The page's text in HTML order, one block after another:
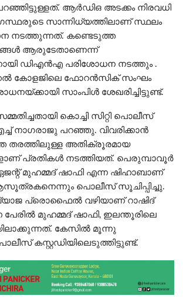
ആർഡിഒ അടക്കം നിരവധി
സാന്നിധ്യത്തിലാണ് സ്ഥലം
നടത്തുന്നത്. കണ്ടെടുത്ത
ആരുടേതാണെന്ന്
ഡിഎൻഎ പരിശോധന നടത്തും .
കോളജിലെ ഫോറൻസിക് സംഘം
സാംപിൾ ശേഖരിച്ചിട്ടുണ്ട്.
കൊച്ചി സിറ്റി പൊലീസ്
നാഗരാജു പറഞ്ഞു. വിവരിക്കാൻ
തരത്തിലുള്ള അതിക്രൂരമായ
പ്രതികൾ നടത്തിയത്. പെരുമ്പാവൂർ
മുഹമ്മദ് ഷാഫി എന്ന ഷിഹാബാണ്
പൊലീസ് സൂചിപ്പിച്ചു.
പ്രൊഫൈൽ വഴിയാണ് റാഷിദ്
പേരിൽ മുഹമ്മദ് ഷാഫി, ഇലന്തൂരിലെ
കേസിൽ മൂന്നു
കസ്റ്റഡിയിലെടുത്തിട്ടുണ്ട്.